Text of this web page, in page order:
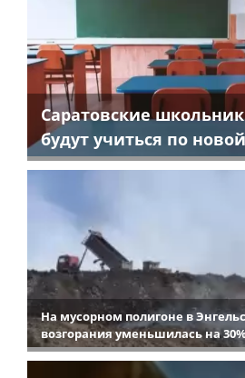
Саратовские
будут учиться по
На мусорном полигоне в
возгорания уменьшилась на